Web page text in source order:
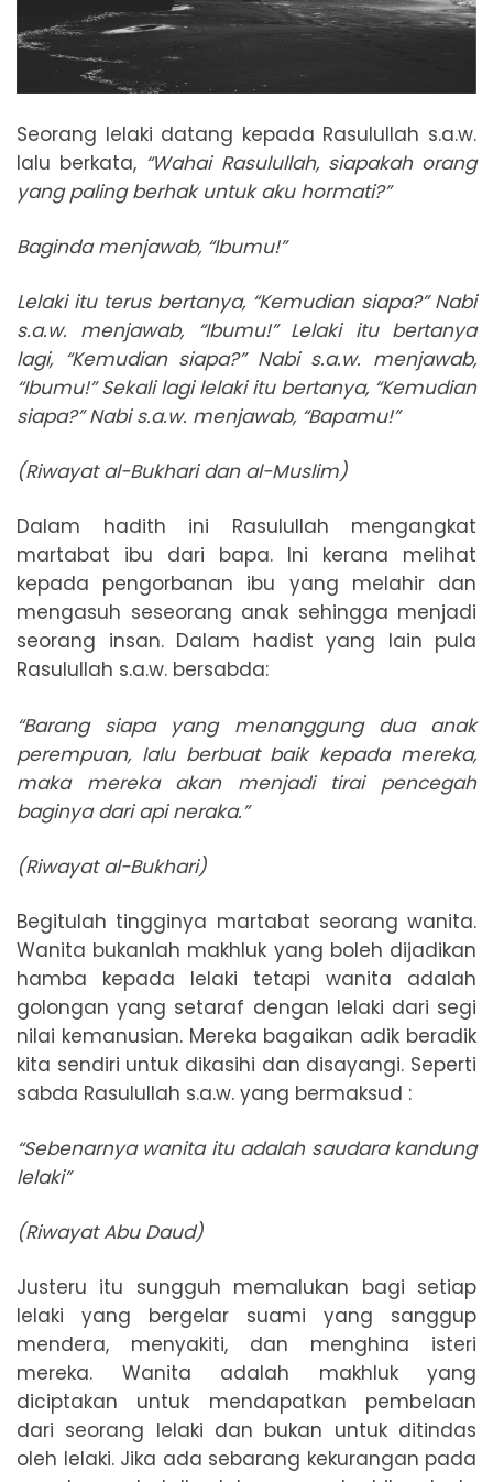
Seorang lelaki datang kepada Rasulullah s.a.w.
lalu berkata, “Wahai Rasulullah, siapakah orang
yang paling berhak untuk aku hormati?”
Baginda menjawab, “Ibumu!”
Lelaki itu terus bertanya, “Kemudian siapa?” Nabi
s.a.w. menjawab, “Ibumu!” Lelaki itu bertanya
lagi, “Kemudian siapa?” Nabi s.a.w. menjawab,
“Ibumu!” Sekali lagi lelaki itu bertanya, “Kemudian
siapa?” Nabi s.a.w. menjawab, “Bapamu!”
(Riwayat al-Bukhari dan al-Muslim)
Dalam hadith ini Rasulullah mengangkat
martabat ibu dari bapa. Ini kerana melihat
kepada pengorbanan ibu yang melahir dan
mengasuh seseorang anak sehingga menjadi
seorang insan. Dalam hadist yang lain pula
Rasulullah s.a.w. bersabda:
“Barang siapa yang menanggung dua anak
perempuan, lalu berbuat baik kepada mereka,
maka mereka akan menjadi tirai pencegah
baginya dari api neraka.”
(Riwayat al-Bukhari)
Begitulah tingginya martabat seorang wanita.
Wanita bukanlah makhluk yang boleh dijadikan
hamba kepada lelaki tetapi wanita adalah
golongan yang setaraf dengan lelaki dari segi
nilai kemanusian. Mereka bagaikan adik beradik
kita sendiri untuk dikasihi dan disayangi. Seperti
sabda Rasulullah s.a.w. yang bermaksud :
“Sebenarnya wanita itu adalah saudara kandung
lelaki”
(Riwayat Abu Daud)
Justeru itu sungguh memalukan bagi setiap
lelaki yang bergelar suami yang sanggup
mendera, menyakiti, dan menghina isteri
mereka. Wanita adalah makhluk yang
diciptakan untuk mendapatkan pembelaan
dari seorang lelaki dan bukan untuk ditindas
oleh lelaki. Jika ada sebarang kekurangan pada